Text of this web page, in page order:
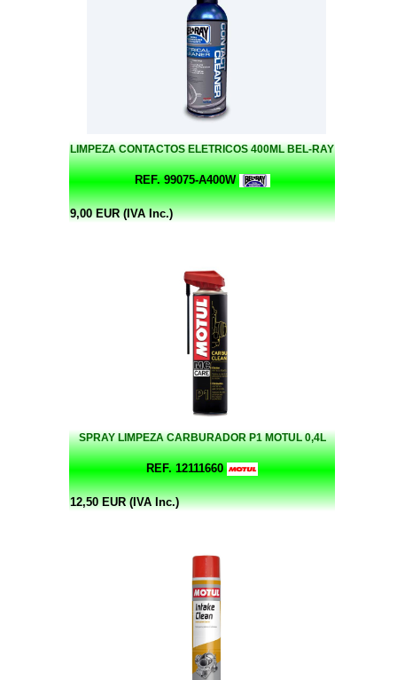
LIMPEZA CONTACTOS ELETRICOS 400ML BEL-RAY
REF. 99075-A400W
9,00 EUR (IVA Inc.)
SPRAY LIMPEZA CARBURADOR P1 MOTUL 0,4L
REF. 12111660
12,50 EUR (IVA Inc.)